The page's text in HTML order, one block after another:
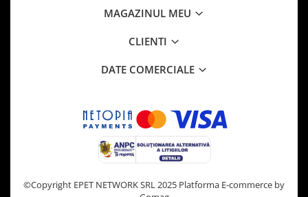
MAGAZINUL MEU
CLIENTI
DATE COMERCIALE
©Copyright EPET NETWORK SRL 2025 Platforma E-commerce by